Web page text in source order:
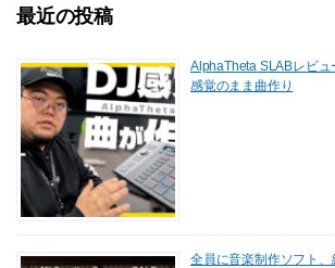
最近の投稿
AlphaTheta SLABレビ
感覚のまま曲作り
全員に音楽制作ソフト